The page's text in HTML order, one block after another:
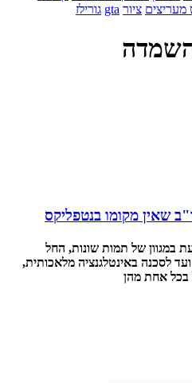
מעריצים ציור gta גורילז
שאין מקומו בנטפליקס
של תמות שונות, החל
לסכנה באינטלגנציה מלאכותית,
בכל אחת מהן